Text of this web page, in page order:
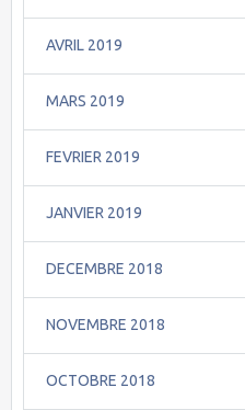
AVRIL 2019
MARS 2019
FEVRIER 2019
JANVIER 2019
DECEMBRE 2018
NOVEMBRE 2018
OCTOBRE 2018